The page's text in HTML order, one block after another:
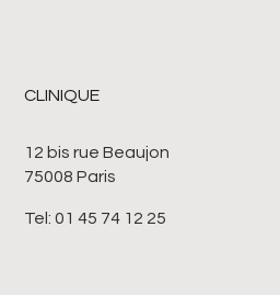
CLINIQUE
12 bis rue Beaujon
75008 Paris
Tel: 01 45 74 12 25